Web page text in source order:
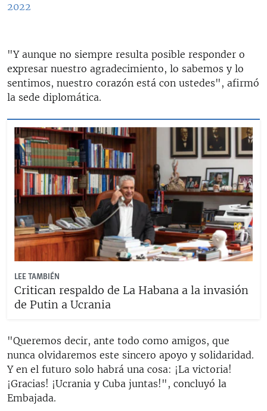
2022
"Y aunque no siempre resulta posible responder o
expresar nuestro agradecimiento, lo sabemos y lo
sentimos, nuestro corazón está con ustedes", afirmó
la sede diplomática.
LEE TAMBIÉN
Critican respaldo de La Habana a la invasión
de Putin a Ucrania
"Queremos decir, ante todo como amigos, que
nunca olvidaremos este sincero apoyo y solidaridad.
Y en el futuro solo habrá una cosa: ¡La victoria!
¡Gracias! ¡Ucrania y Cuba juntas!", concluyó la
Embajada.